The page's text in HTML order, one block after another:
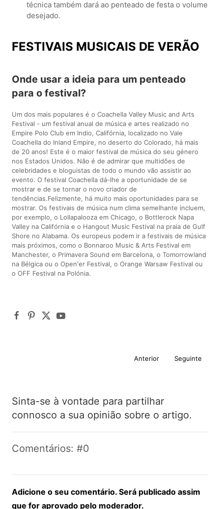
técnica também dará ao penteado de festa o volume
desejado.
FESTIVAIS MUSICAIS DE VERÃO
Onde usar a ideia para um penteado
para o festival?
Um dos mais populares é o Coachella Valley Music and Arts
Festival - um festival anual de música e artes realizado no
Empire Polo Club em Indio, Califórnia, localizado no Vale
Coachella do Inland Empire, no deserto do Colorado, há mais
de 20 anos! Este é o maior festival de música do seu género
nos Estados Unidos. Não é de admirar que multidões de
celebridades e bloguistas de todo o mundo vão assistir ao
evento. O festival Coachella dá-lhe a oportunidade de se
mostrar e de se tornar o novo criador de
tendências.Felizmente, há muito mais oportunidades para se
mostrar. Os festivais de música num clima semelhante incluem,
por exemplo, o Lollapalooza em Chicago, o Bottlerock Napa
Valley na Califórnia e o Hangout Music Festival na praia de Gulf
Shore no Alabama. Os europeus podem ir a festivais de música
mais próximos, como o Bonnaroo Music & Arts Festival em
Manchester, o Primavera Sound em Barcelona, o Tomorrowland
na Bélgica ou o Open'er Festival, o Orange Warsaw Festival ou
o OFF Festival na Polónia.
Anterior Seguinte
Sinta-se à vontade para partilhar
connosco a sua opinião sobre o artigo.
Comentários: #0
Adicione o seu comentário. Será publicado assim
que for aprovado pelo moderador.